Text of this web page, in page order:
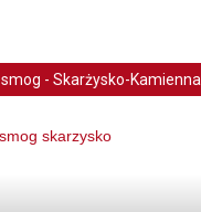
- Skarżysko-Kamienna